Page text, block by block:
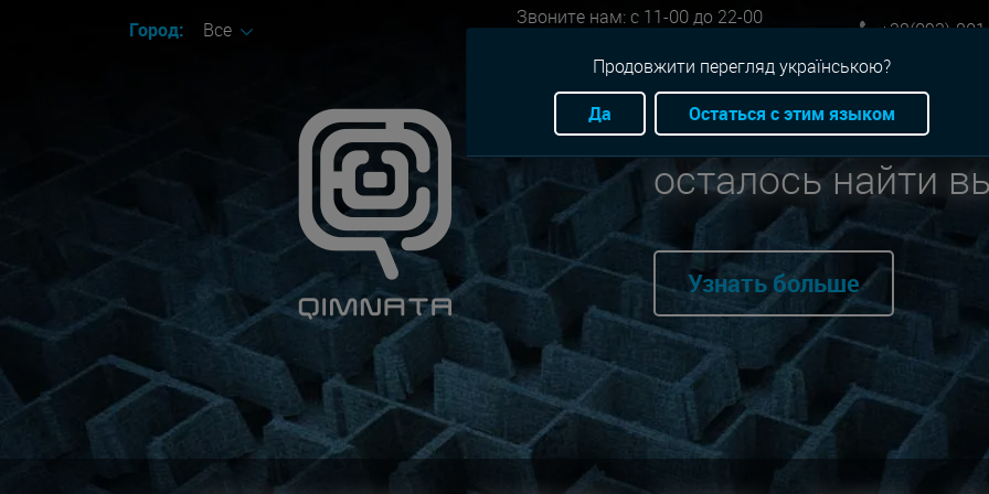
Город: Все
Звоните нам: с 11-00 до 22-00
+38(093)-
Мы нашли для
осталось найти
Узнать больше
Продовжити перегляд українською?
Да
Остаться с этим языком